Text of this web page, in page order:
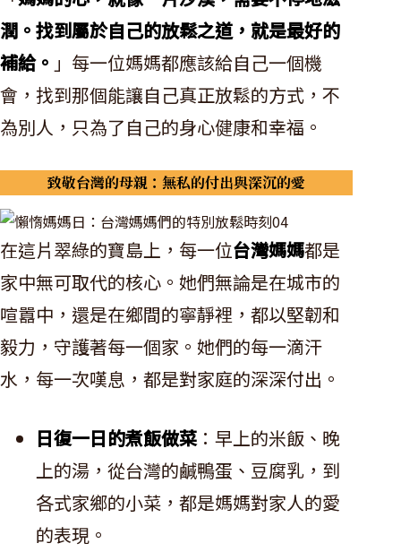
潤。找到屬於自己的放鬆之道，就是最好的
補給。 」每一位媽媽都應該給自己一個機
會，找到那個能讓自己真正放鬆的方式，不
為別人，只為了自己的身心健康和幸福。
致敬台灣的母親：無私的付出與深沉的愛
在這片翠綠的寶島上，每一位台灣媽媽都是
家中無可取代的核心。她們無論是在城市的
喧囂中，還是在鄉間的寧靜裡，都以堅韌和
毅力，守護著每一個家。她們的每一滴汗
水，每一次嘆息，都是對家庭的深深付出。
日復一日的煮飯做菜：早上的米飯、晚
上的湯，從台灣的鹹鴨蛋、豆腐乳，到
各式家鄉的小菜，都是媽媽對家人的愛
的表現。